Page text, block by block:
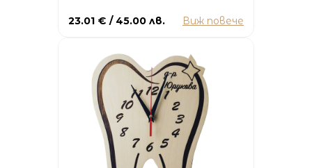
23.01 € / 45.00 лв. Виж повече